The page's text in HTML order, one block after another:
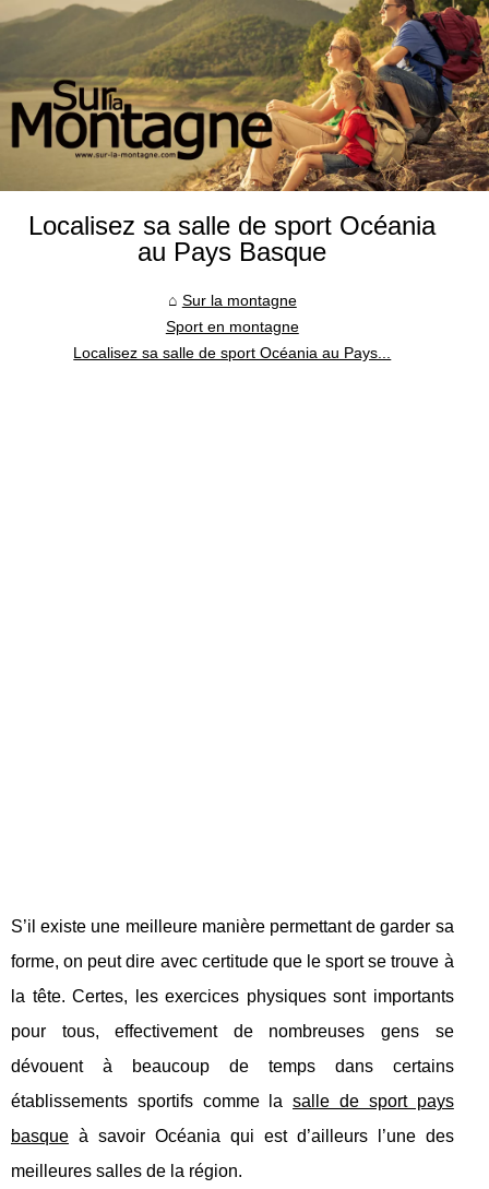
Localisez sa salle de sport Océania
au Pays Basque
Sur la montagne
Sport en montagne
Localisez sa salle de sport Océania au Pays...
S’il existe une meilleure manière permettant de garder sa
forme, on peut dire avec certitude que le sport se trouve à
la tête. Certes, les exercices physiques sont importants
pour tous, effectivement de nombreuses gens se
dévouent à beaucoup de temps dans certains
établissements sportifs comme lasalle de sport pays
basque à savoir Océania qui est d’ailleurs l’une des
meilleures salles de la région.